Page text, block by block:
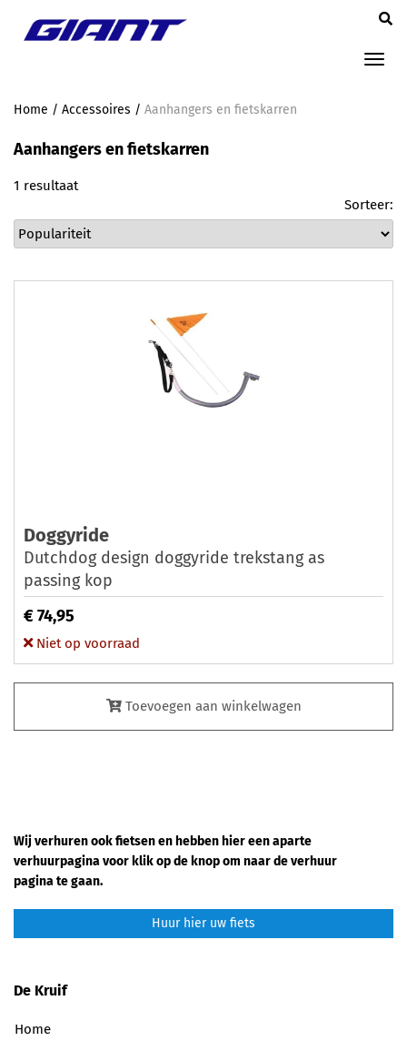
Home / Accessoires / Aanhangers en fietskarren
Aanhangers en fietskarren
1 resultaat
Sorteer:
Doggyride
Dutchdog design doggyride trekstang as
passing kop
€ 74,95
Niet op voorraad
Toevoegen aan winkelwagen
Wij verhuren ook fietsen en hebben hier een aparte
verhuurpagina voor klik op de knop om naar de verhuur
pagina te gaan.
Huur hier uw fiets
De Kruif
Home